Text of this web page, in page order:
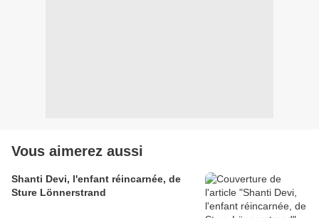
Vous aimerez aussi
Shanti Devi, l'enfant réincarnée, de
Sture Lönnerstrand